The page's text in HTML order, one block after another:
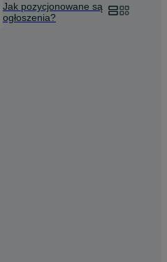
Jak pozycjonowane są
ogłoszenia?